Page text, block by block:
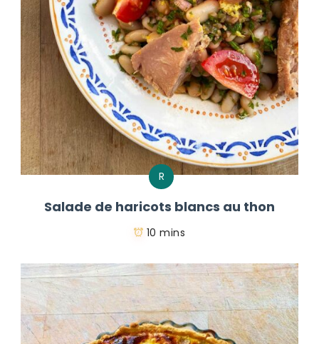
R
Salade de haricots blancs au thon
10 mins